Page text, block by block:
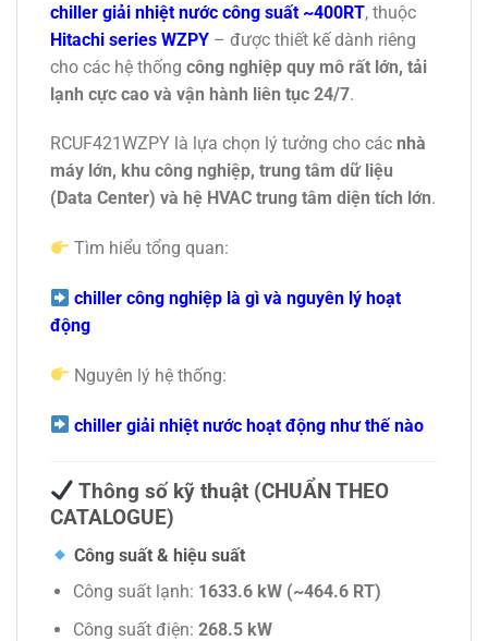
chiller giải nhiệt nước công suất ~400RT, thuộc
Hitachi series WZPY – được thiết kế dành riêng
cho các hệ thống công nghiệp quy mô rất lớn, tải
lạnh cực cao và vận hành liên tục 24/7.
RCUF421WZPY là lựa chọn lý tưởng cho các nhà
máy lớn, khu công nghiệp, trung tâm dữ liệu
(Data Center) và hệ HVAC trung tâm diện tích lớn.
Tìm hiểu tổng quan:
chiller công nghiệp là gì và nguyên lý hoạt
động
Nguyên lý hệ thống:
chiller giải nhiệt nước hoạt động như thế nào
Thông số kỹ thuật (CHUẨN THEO
CATALOGUE)
Công suất & hiệu suất
Công suất lạnh: 1633.6 kW (~464.6 RT)
Công suất điện: 268.5 kW